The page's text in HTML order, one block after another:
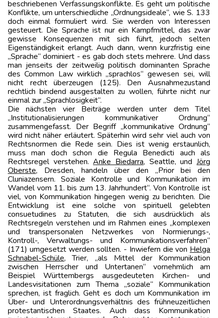
beschriebenen Verfassungskonflikte. Es geht um politische
Konflikte, um unterschiedliche „Ordnungsideale“, wie S. 133
doch einmal formuliert wird. Sie werden von Interessen
gesteuert. Die Sprache ist nur ein Kampfmittel, das zwar
gewisse Konsequenzen mit sich führt, jedoch selten
Eigenständigkeit erlangt. Auch dann, wenn kurzfristig eine
„Sprache“ dominiert - es gab doch stets mehrere. Und dass
man jenseits der zeitweilig politisch dominanten Sprache
des Common Law wirklich „sprachlos“ gewesen sei, will
nicht recht überzeugen (125). Den Ausnahmezustand
rechtlich bindend ausgestalten zu wollen, führte nicht nur
einmal zur „Sprachlosigkeit“.
Die nächsten vier Beiträge werden unter dem Titel
„Institutionalisierungen kommuni­kativer Ordnung“
zusammengefasst. Der Begriff „kommunikative Ordnung“
wird nicht näher erläutert. Späterhin wird sehr viel auch von
Rechtsnormen die Rede sein. Dies ist wenig erstaunlich,
muss man doch schon die Regula Benedicti auch als
Rechtsregel verstehen.Anke Biedarra, Seattle, undJörg
Oberste, Dresden, handeln über den „Prior bei den
Cluniazensern. Soziale Kontrolle und Kommunikation im
Wandel vom 11. bis zum 13. Jahrhundert“. Von Kontrolle ist
viel, von Kommunikation hingegen wenig zu berichten. Die
Entwicklung ist eine solche von spirituell gelebten
consuetudines zu Statuten, die sich aus­drücklich als
Rechtsregeln verstehen und im Rahmen eines „komplexen
und transpersonalen Netzwerkes von Normierungs-,
Kontroll-, Verwaltungs- und Kommunikationsverfahren“
(171) umgesetzt werden sollten. - Inwiefern die von Helga
Schnabel-Schüle, Trier, „als Mittel der Kommunikation
zwischen Herrscher und Untertanen“ vornehmlich am
Beispiel Württembergs ausgedeuteten Kirchen- und
Landesvisitationen zum Thema „soziale“ Kommunikation
sprechen, ist fraglich. Geht es doch um Kommunikation im
Über- und Unterordnungsverhältnis des frühneuzeitlichen
protestantischen Staates. Auch dass Kommu­nikation